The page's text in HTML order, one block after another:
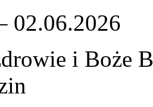
02.06.2026
i Boże